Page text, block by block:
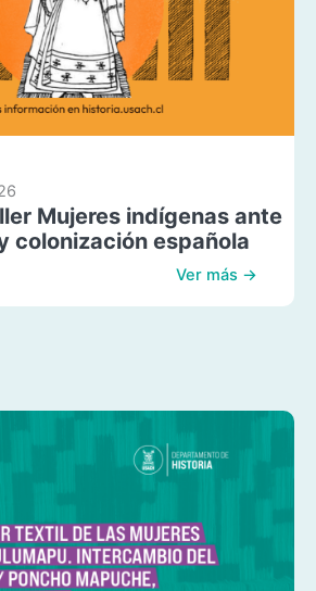
Mujeres indígenas ante
colonización española
Ver más →